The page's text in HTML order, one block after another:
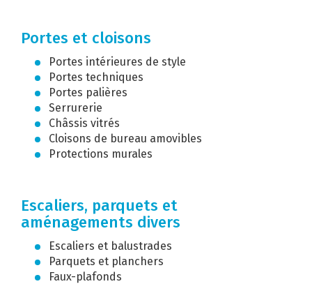
Portes et cloisons
Portes intérieures de style
Portes techniques
Portes palières
Serrurerie
Châssis vitrés
Cloisons de bureau amovibles
Protections murales
Escaliers, parquets et
aménagements divers
Escaliers et balustrades
Parquets et planchers
Faux-plafonds